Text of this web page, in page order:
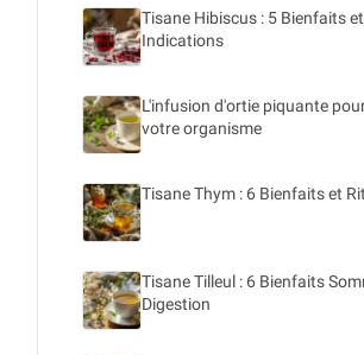
Tisane Hibiscus : 5 Bienfaits
Indications
L'infusion d'ortie piquante
votre organisme
Tisane Thym : 6 Bienfaits et
Tisane Tilleul : 6 Bienfaits
Digestion